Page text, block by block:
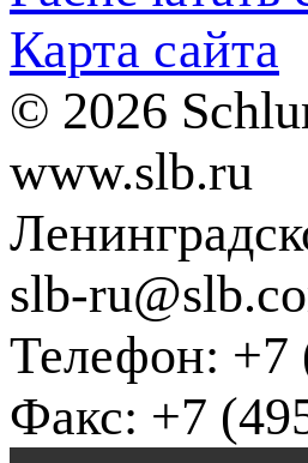
Карта сайта
© 2026
www.slb.ru
slb-
Телефон: +7
Факс: +7